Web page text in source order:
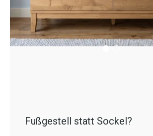
Fußgestell statt Sockel?